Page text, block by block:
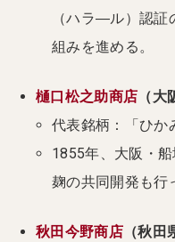
（ハラ―ル）認証
組みを進める。
樋口松之助商店 （大
代表銘柄：「ひか
1855年、大阪・
麹の共同開発も行
秋田今野商店（秋田